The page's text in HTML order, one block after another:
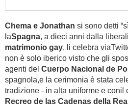
Chema e Jonathan si sono detti
laSpagna, a dieci anni dalla
matrimonio gay, li celebra
non è solo iberico visto che gli
agenti del Cuerpo Nacional de
spagnola,e la cerimonia è stata
tradizione - in alta uniforme e conil
Recreo de las Cadenas della